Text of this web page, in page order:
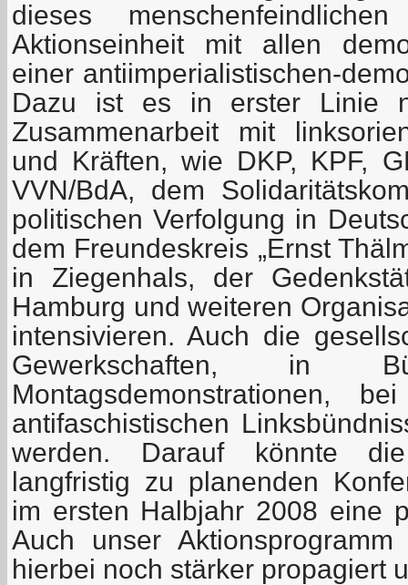
dieses
Aktionseinheit mit allen
einer antiimperialistischen-
Dazu ist es in erster Linie
Zusammenarbeit mit
und Kräften, wie DKP, KPF,
VVN/BdA, dem
politischen Verfolgung in
dem Freundeskreis „Ernst
in Ziegenhals, der
Hamburg und weiteren
intensivieren. Auch die
Gewerkschaften, in
Montagsdemonstrationen,
antifaschistischen
werden. Darauf könnte
langfristig zu planenden
im ersten Halbjahr 2008 eine
Auch unser
hierbei noch stärker propagiert